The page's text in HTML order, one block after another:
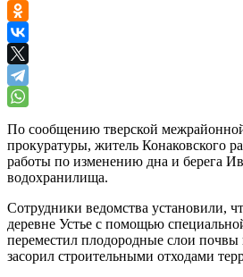
По сообщению тверской
прокуратуры, житель Конаковского
работы по изменению дна и берега
водохранилища.
Сотрудники ведомства установили,
деревне Устье с помощью
переместил плодородные слои почвы
засорил строительными отходами